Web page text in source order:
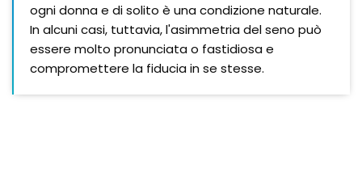
ogni donna e di solito è una condizione naturale.
In alcuni casi, tuttavia, l'asimmetria del seno può
essere molto pronunciata o fastidiosa e
compromettere la fiducia in se stesse.